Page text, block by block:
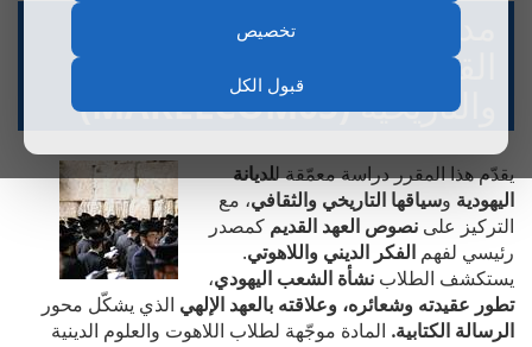
تخصيص
قبول الكل
مدخل إلى اليهودية والعهد
القديم - فهم الجذور الروحية
والتاريخية (MARELCOM05)
يقدّم هذا المقرر دراسة معمّقة للديانة
اليهودية وسياقها التاريخي والثقافي، مع
التركيز على نصوص العهد القديم كمصدر
رئيسي لفهم الفكر الديني واللاهوتي.
يستكشف الطلاب نشأة الشعب اليهودي،
تطور عقيدته وشعائره، وعلاقته بالعهد الإلهي الذي يشكّل محور
الرسالة الكتابية. المادة موجّهة لطلاب اللاهوت والعلوم الدينية